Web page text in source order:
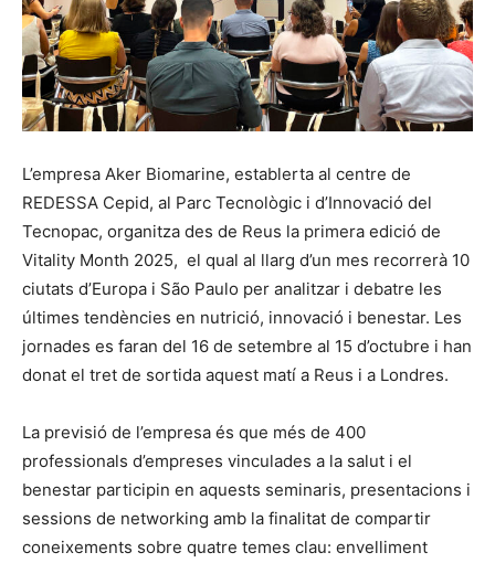
L’empresa Aker Biomarine, establerta al centre de
REDESSA Cepid, al Parc Tecnològic i d’Innovació del
Tecnopac, organitza des de Reus la primera edició de
Vitality Month 2025, el qual al llarg d’un mes recorrerà 10
ciutats d’Europa i São Paulo per analitzar i debatre les
últimes tendències en nutrició, innovació i benestar. Les
jornades es faran del 16 de setembre al 15 d’octubre i han
donat el tret de sortida aquest matí a Reus i a Londres.
La previsió de l’empresa és que més de 400
professionals d’empreses vinculades a la salut i el
benestar participin en aquests seminaris, presentacions i
sessions de networking amb la finalitat de compartir
coneixements sobre quatre temes clau: envelliment